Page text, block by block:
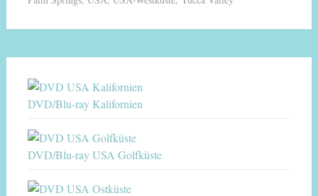
DVD/Blu-ray Kalifornien
DVD/Blu-ray USA Golfküste